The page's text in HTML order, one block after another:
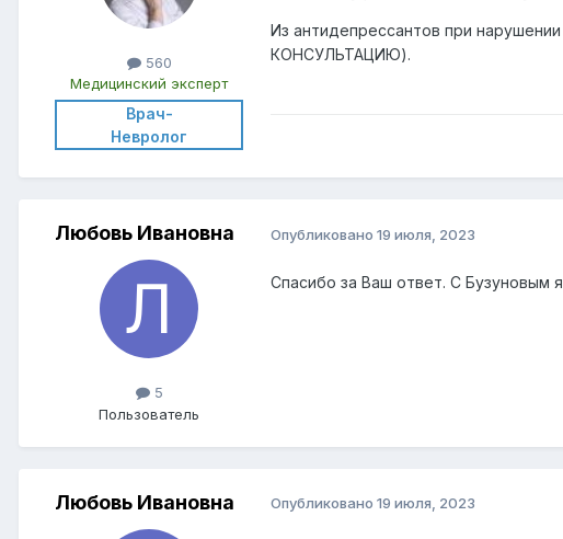
560
Медицинский эксперт
Врач-
Невролог
Из антидепрессантов при
КОНСУЛЬТАЦИЮ).
Любовь Ивановна
5
Пользователь
Опубликовано 19 июля, 2023
Спасибо за Ваш ответ. С Бузуновым
Любовь Ивановна Опубликовано 19 июля, 2023